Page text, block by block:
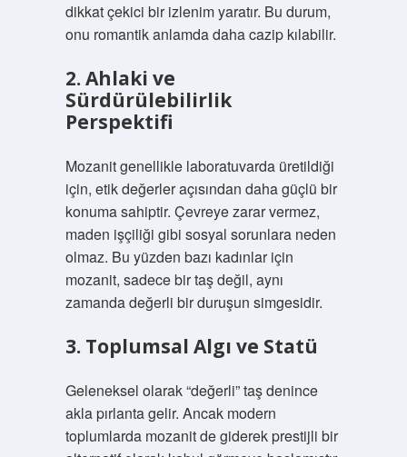
dikkat çekici bir izlenim yaratır. Bu durum,
onu romantik anlamda daha cazip kılabilir.
2. Ahlaki ve
Sürdürülebilirlik
Perspektifi
Mozanit genellikle laboratuvarda üretildiği
için, etik değerler açısından daha güçlü bir
konuma sahiptir. Çevreye zarar vermez,
maden işçiliği gibi sosyal sorunlara neden
olmaz. Bu yüzden bazı kadınlar için
mozanit, sadece bir taş değil, aynı
zamanda değerli bir duruşun simgesidir.
3. Toplumsal Algı ve Statü
Geleneksel olarak “değerli” taş denince
akla pırlanta gelir. Ancak modern
toplumlarda mozanit de giderek prestijli bir